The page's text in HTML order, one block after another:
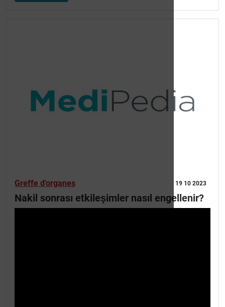
19 10 2023
Greffe d'organes
Nakil sonrası etkileşimler nasıl engellenir?